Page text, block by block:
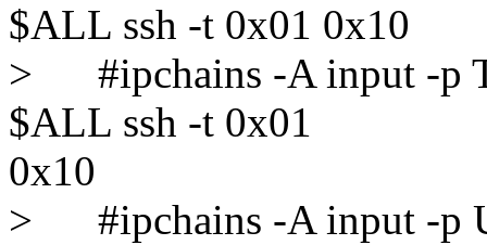
$ALL ssh -t 0x01 0x10
> #ipchains -A input -p
$ALL ssh -t 0x01
0x10
> #ipchains -A input -p